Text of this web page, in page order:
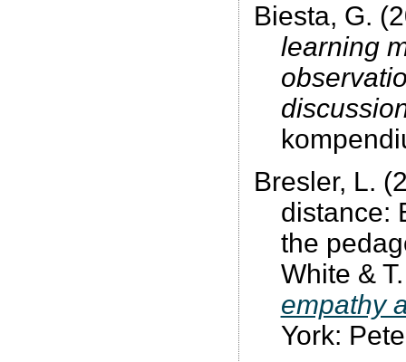
Biesta, G.
learning
Bresler, L.
distance:
the
White &
empathy
York: